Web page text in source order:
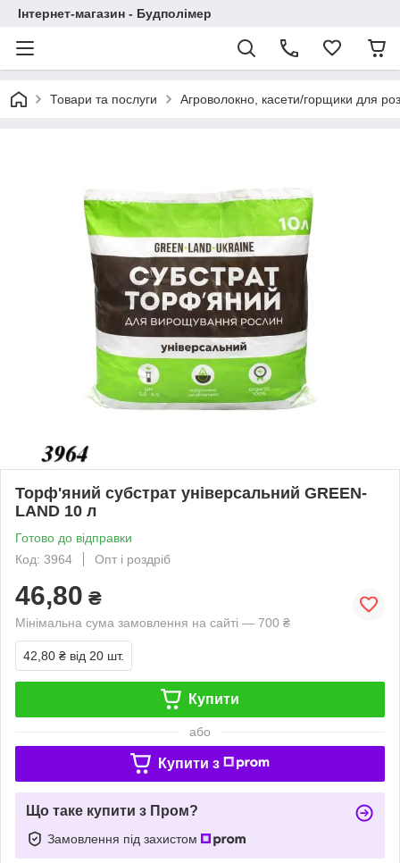
Інтернет-магазин - Будполімер
Товари та послуги Агроволокно, касети/горщики для
Торф'яний субстрат універсальний GREEN-
LAND 10 л
Готово до відправки
Код: 3964
Опт і роздріб
46,80 ₴
Мінімальна сума замовлення на сайті — 700 ₴
42,80 ₴ від 20 шт.
Купити
або
Купити з
Що таке купити з Пром?
Замовлення під захистом